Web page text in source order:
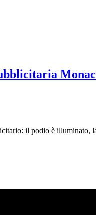
il podio è illuminato,